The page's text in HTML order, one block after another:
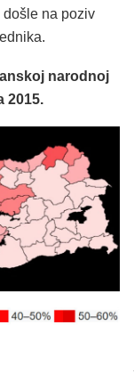
na poziv
narodnoj
2015.